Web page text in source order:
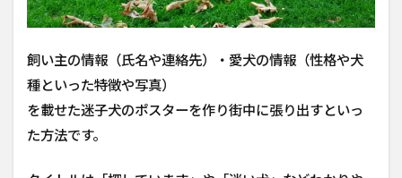
飼い主の情報（氏名や連絡先）・愛犬の情報（性格や犬
種といった特徴や写真）
を載せた迷子犬のポスターを作り街中に張り出すといっ
た方法です。